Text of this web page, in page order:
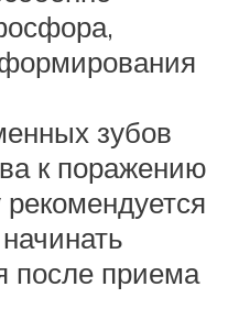
зубов
к поражению
после приема